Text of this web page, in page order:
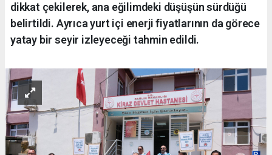
dikkat çekilerek, ana eğilimdeki düşüşün sürdüğü
belirtildi. Ayrıca yurt içi enerji fiyatlarının da görece
yatay bir seyir izleyeceği tahmin edildi.